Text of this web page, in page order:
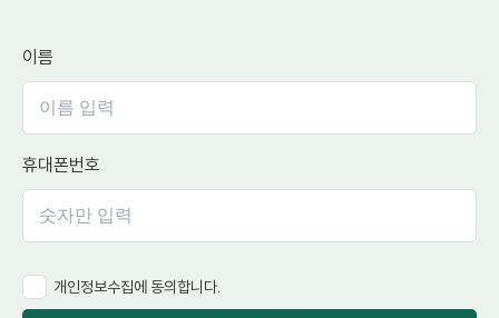
이름
휴대폰번호
개인정보수집에 동의합니다.